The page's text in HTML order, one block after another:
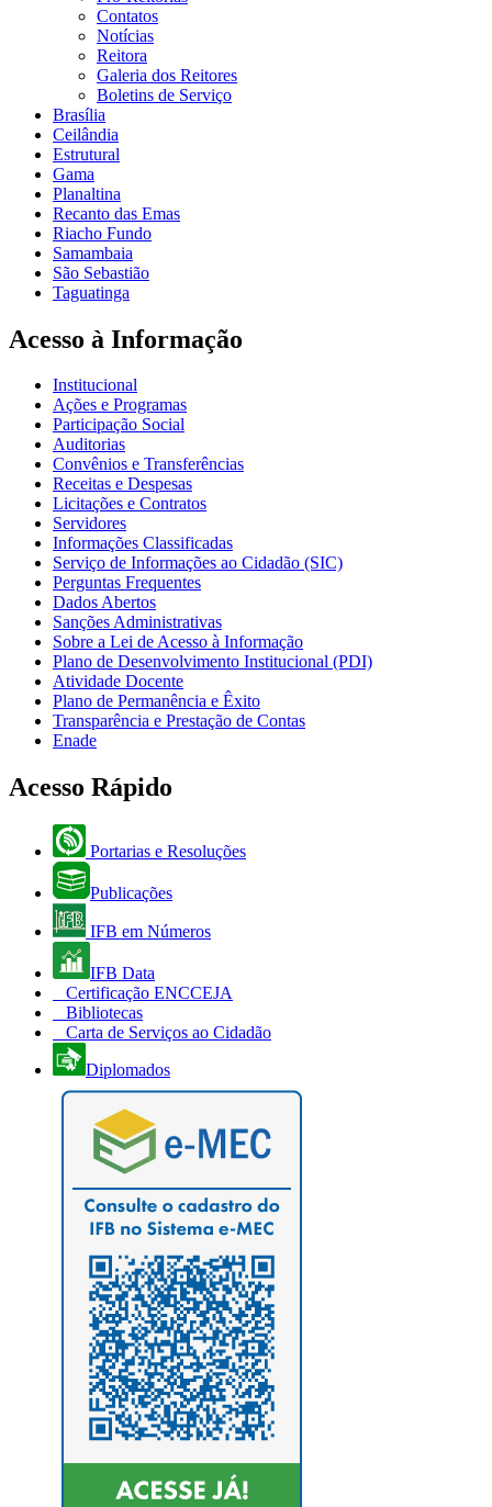
Contatos
Notícias
Reitora
Galeria dos Reitores
Boletins de Serviço
Brasília
Ceilândia
Estrutural
Gama
Planaltina
Recanto das Emas
Riacho Fundo
Samambaia
São Sebastião
Taguatinga
Acesso à Informação
Institucional
Ações e Programas
Participação Social
Auditorias
Convênios e Transferências
Receitas e Despesas
Licitações e Contratos
Servidores
Informações Classificadas
Serviço de Informações ao Cidadão (SIC)
Perguntas Frequentes
Dados Abertos
Sanções Administrativas
Sobre a Lei de Acesso à Informação
Plano de Desenvolvimento Institucional (PDI)
Atividade Docente
Plano de Permanência e Êxito
Transparência e Prestação de Contas
Enade
Acesso Rápido
Portarias e Resoluções
Publicações
IFB em Números
IFB Data
Certificação ENCCEJA
Bibliotecas
Carta de Serviços ao Cidadão
Diplomados